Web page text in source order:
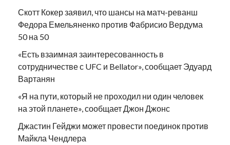
Скотт Кокер заявил, что шансы на матч-реванш
Федора Емельяненко против Фабрисио Вердума
50 на 50
«Есть взаимная заинтересованность в
сотрудничестве с UFC и Bellator», сообщает Эдуард
Вартанян
«Я на пути, который не проходил ни один человек
на этой планете», сообщает Джон Джонс
Джастин Гейджи может провести поединок против
Майкла Чендлера